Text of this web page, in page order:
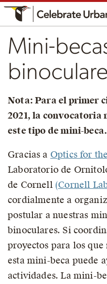
Mini-
Nota: Para el primer
2021, la convocatoria
este tipo de mini-beca.
Gracias a Optics for
Laboratorio de
de Cornell (Cornell
cordialmente a
postular a nuestras
binoculares. Si
proyectos para los
esta mini-beca puede
actividades. La mini-